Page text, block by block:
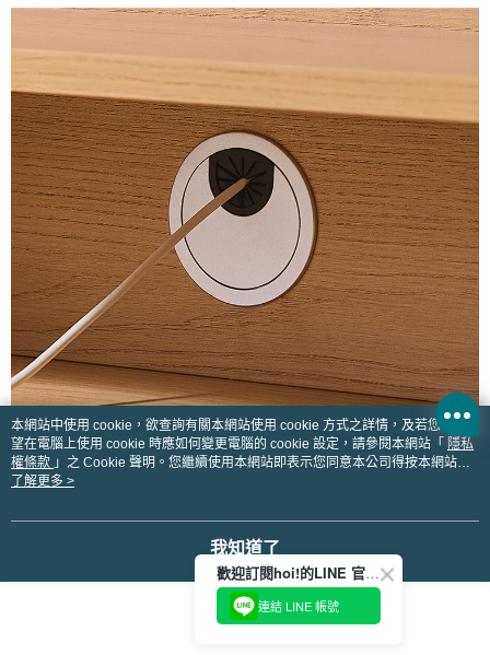
本網站中使用 cookie，欲查詢有關本網站使用 cookie 方式之詳情，及若您不希
望在電腦上使用 cookie 時應如何變更電腦的 cookie 設定，請參閱本網站「 隱私
權條款 」之 Cookie 聲明。您繼續使用本網站即表示您同意本公司得按本網站使
用條款之 Cookie 聲明使用 cookie。
了解更多 >
我知道了
歡迎訂閱hoi!的LINE 官方帳號
連結 LINE 帳號